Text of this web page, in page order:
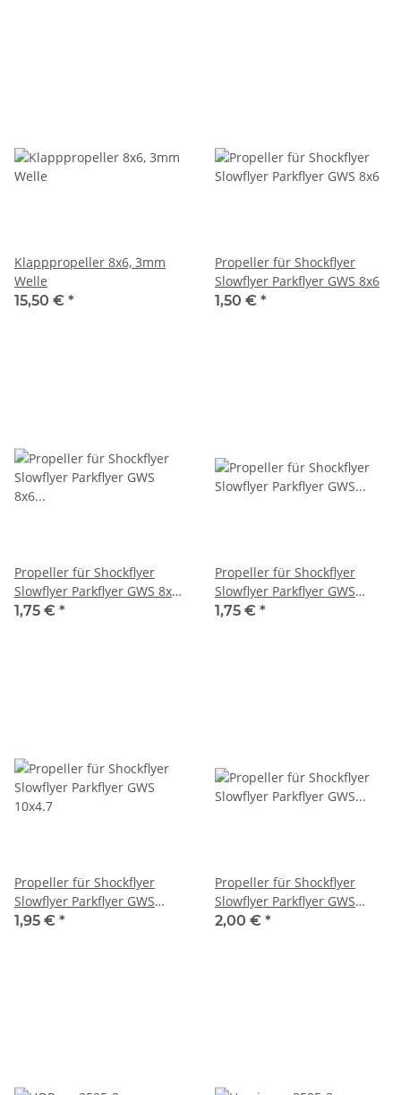
Klapppropeller 8x6, 3mm
Welle
15,50 € *
Propeller für Shockflyer
Slowflyer Parkflyer GWS 8x6
1,50 € *
Propeller für Shockflyer
Slowflyer Parkflyer GWS 8x6
linksdrehend
1,75 € *
Propeller für Shockflyer
Slowflyer Parkflyer GWS
9x4.7 linksdrehend
1,75 € *
Propeller für Shockflyer
Slowflyer Parkflyer GWS
10x4.7
1,95 € *
Propeller für Shockflyer
Slowflyer Parkflyer GWS
10x4.7 linksdrehend
2,00 € *